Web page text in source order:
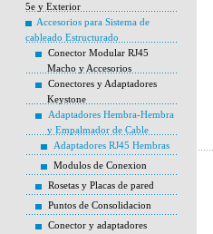
5e y Exterior
Accesorios para Sistema de
cableado Estructurado
Conector Modular RJ45
Macho y Accesorios
Conectores y Adaptadores
Keystone
Adaptadores Hembra-Hembra
y Empalmador de Cable
Adaptadores RJ45 Hembras
Modulos de Conexion
Rosetas y Placas de pared
Puntos de Consolidacion
Conector y adaptadores